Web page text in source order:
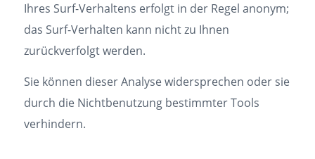
Ihres Surf-Verhaltens erfolgt in der Regel anonym;
das Surf-Verhalten kann nicht zu Ihnen
zurückverfolgt werden.
Sie können dieser Analyse widersprechen oder sie
durch die Nichtbenutzung bestimmter Tools
verhindern.